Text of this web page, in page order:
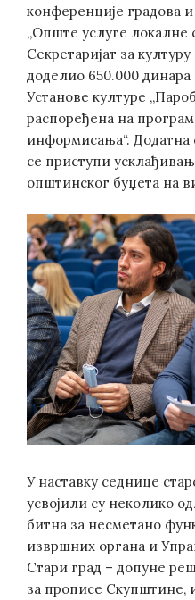
конференције градова
„Опште услуге локалне
Секретаријат за
доделио 650.000 динара
Установе културе
распоређена на програм
информисања“. Додатна
се приступи
општинског буџета на
У наставку седнице
усвојили су неколико
битна за несметано
извршних органа и
Стари град – допуне
за прописе Скупштине,